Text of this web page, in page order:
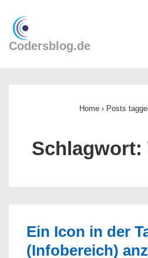
Zum
Inhalt
Codersblog.de
Home › Posts
Schlagwort:
Ein Icon in der
(Infobereich)